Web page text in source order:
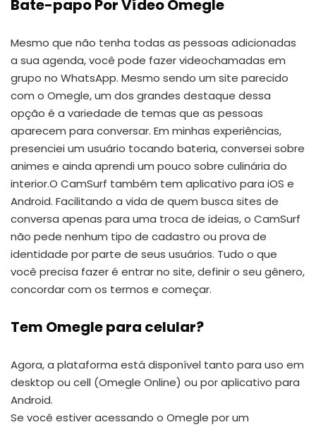
Bate-papo Por Vídeo Omegle
Mesmo que não tenha todas as pessoas adicionadas
a sua agenda, você pode fazer videochamadas em
grupo no WhatsApp. Mesmo sendo um site parecido
com o Omegle, um dos grandes destaque dessa
opção é a variedade de temas que as pessoas
aparecem para conversar. Em minhas experiências,
presenciei um usuário tocando bateria, conversei sobre
animes e ainda aprendi um pouco sobre culinária do
interior.O CamSurf também tem aplicativo para iOS e
Android. Facilitando a vida de quem busca sites de
conversa apenas para uma troca de ideias, o CamSurf
não pede nenhum tipo de cadastro ou prova de
identidade por parte de seus usuários. Tudo o que
você precisa fazer é entrar no site, definir o seu gênero,
concordar com os termos e começar.
Tem Omegle para celular?
Agora, a plataforma está disponível tanto para uso em
desktop ou cell (Omegle Online) ou por aplicativo para
Android.
Se você estiver acessando o Omegle por um